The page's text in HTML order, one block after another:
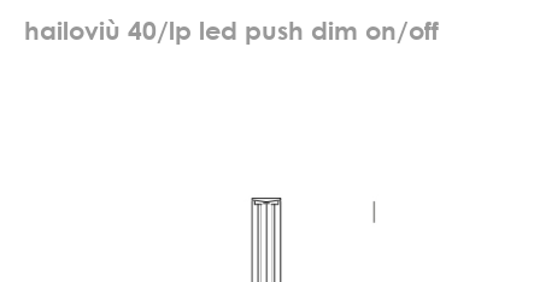
hailoviù 40/lp led push dim on/off